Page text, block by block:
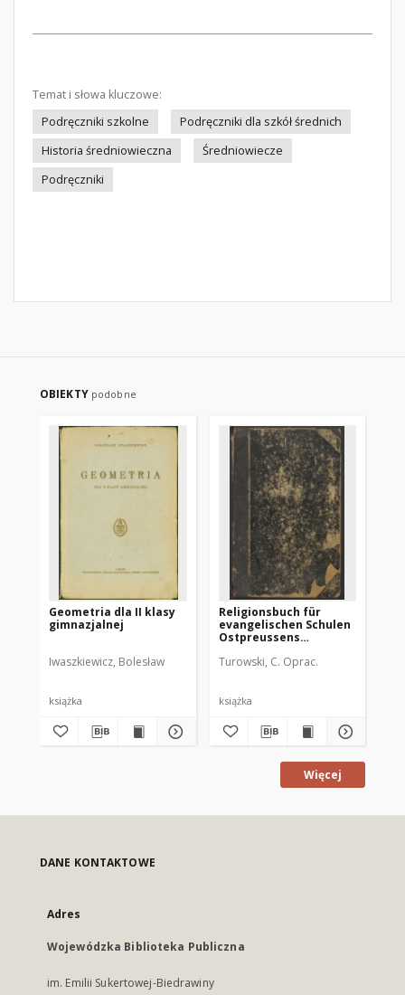
Temat i słowa kluczowe:
Podręczniki szkolne
Podręczniki dla szkół średnich
Historia średniowieczna
Średniowiecze
Podręczniki
OBIEKTY podobne
Geometria dla II klasy
gimnazjalnej
Iwaszkiewicz, Bolesław
książka
Religionsbuch für
evangelischen Schulen
Ostpreussens
Turowski. [1]
Turowski, C. Oprac.
książka
Więcej
DANE KONTAKTOWE
Adres
Wojewódzka Biblioteka Publiczna
im. Emilii Sukertowej-Biedrawiny